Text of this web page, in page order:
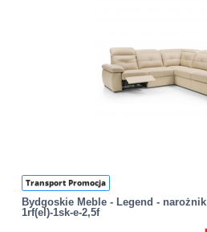
Transport Promocja
Bydgoskie Meble - Legend - narożnik
1rf(el)-1sk-e-2,5f